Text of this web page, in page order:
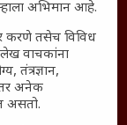
इतिहासाचे
: आजच्या
अभिमान आहे.
करणे तसेच विविध
लेख वाचकांना
तंत्रज्ञान,
अनेक
असतो.